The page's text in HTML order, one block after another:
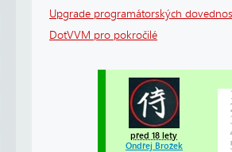
Upgrade programátorských
DotVVM pro pokročilé
před 18 lety
Ondřej Brožek